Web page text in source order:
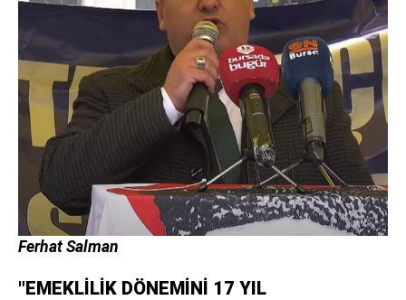
Ferhat Salman
"EMEKLİLİK DÖNEMİNİ 17 YIL